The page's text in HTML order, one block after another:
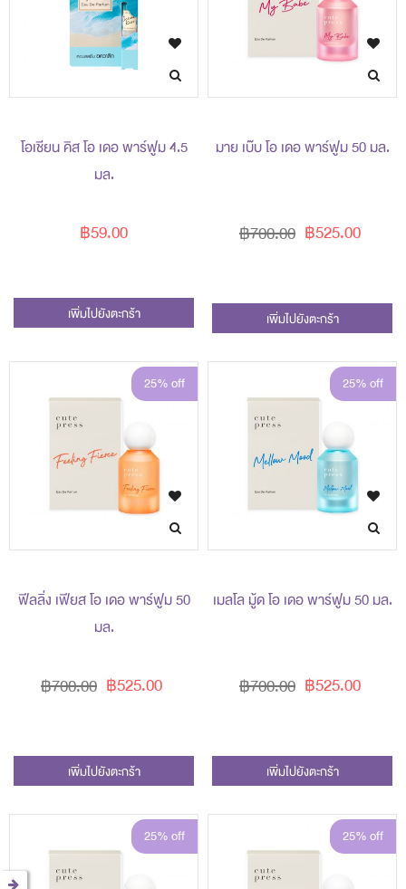
โอเชียน คิส โอ เดอ พาร์ฟูม 4.5
มล.
฿59.00
เพิ่มไปยังตะกร้า
มาย เบ๊บ โอ เดอ พาร์ฟูม 50 มล.
฿525.00
฿700.00
เพิ่มไปยังตะกร้า
25% off
ฟีลลิ่ง เฟียส โอ เดอ พาร์ฟูม 50
มล.
฿525.00
฿700.00
เพิ่มไปยังตะกร้า
25% off
เมลโล มู้ด โอ เดอ พาร์ฟูม 50 มล.
฿525.00
฿700.00
เพิ่มไปยังตะกร้า
25% off 25% off